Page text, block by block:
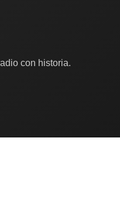
con historia.